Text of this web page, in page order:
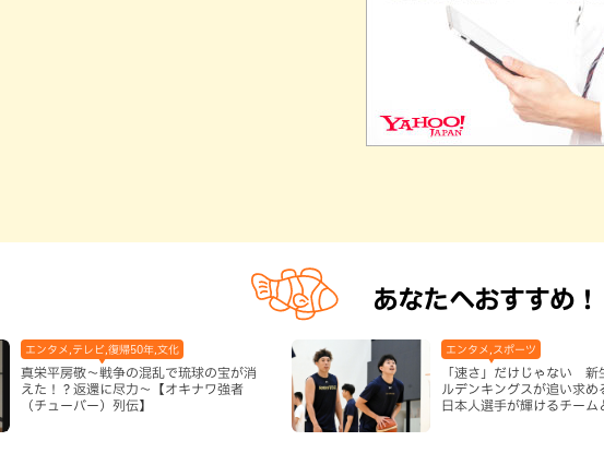
あなたへおすすめ！
エンタメ,テレビ,復帰50年,文化
真栄平房敬～戦争の混乱で琉球の宝が消
えた！？返還に尽力～【オキナワ強者
（チューバー）列伝】
エンタメ,スポーツ
「速さ」だけじゃない 新
ルデンキングスが追い求め
日本人選手が輝けるチーム